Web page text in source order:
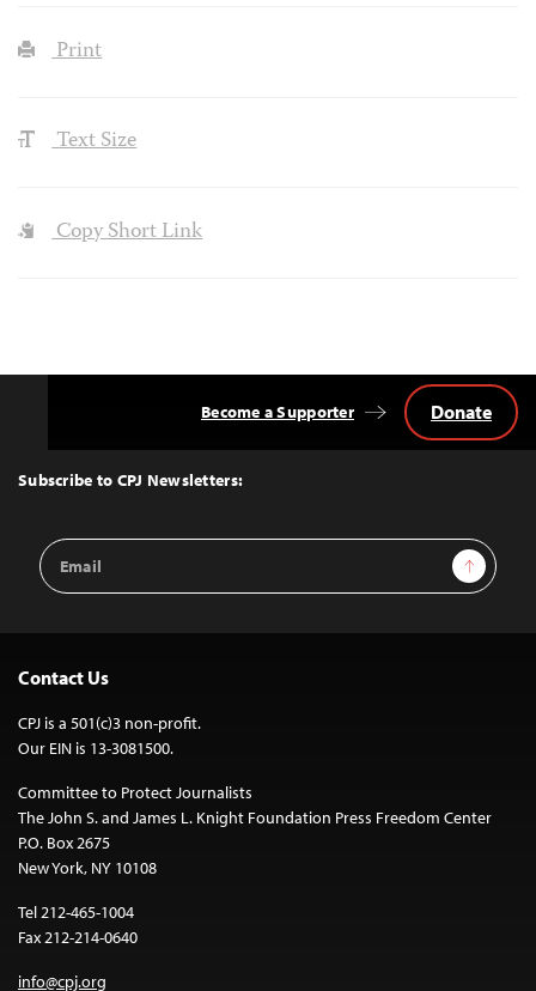
Print
Text Size
Copy Short Link
Top
Subscribe to CPJ Newsletters:
Email
Address
Sign Up
Become a Supporter Donate
Contact Us
CPJ is a 501(c)3 non-profit.
Our EIN is 13-3081500.
Committee to Protect Journalists
The John S. and James L. Knight Foundation Press Freedom Center
P.O. Box 2675
New York, NY 10108
Tel 212-465-1004
Fax 212-214-0640
info@cpj.org